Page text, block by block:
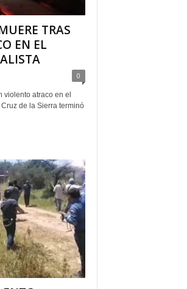
TRAS
EN EL
0
violento atraco en el
de la Sierra terminó